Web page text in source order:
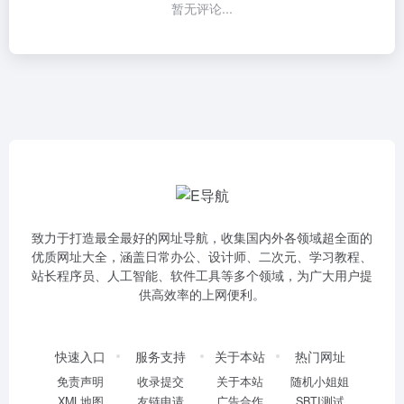
暂无评论...
致力于打造最全最好的网址导航，收集国内外各领域超全面的
优质网址大全，涵盖日常办公、设计师、二次元、学习教程、
站长程序员、人工智能、软件工具等多个领域，为广大用户提
供高效率的上网便利。
快速入口
免责声明
服务支持
收录提交
关于本站
关于本站
热门网址
随机小姐姐